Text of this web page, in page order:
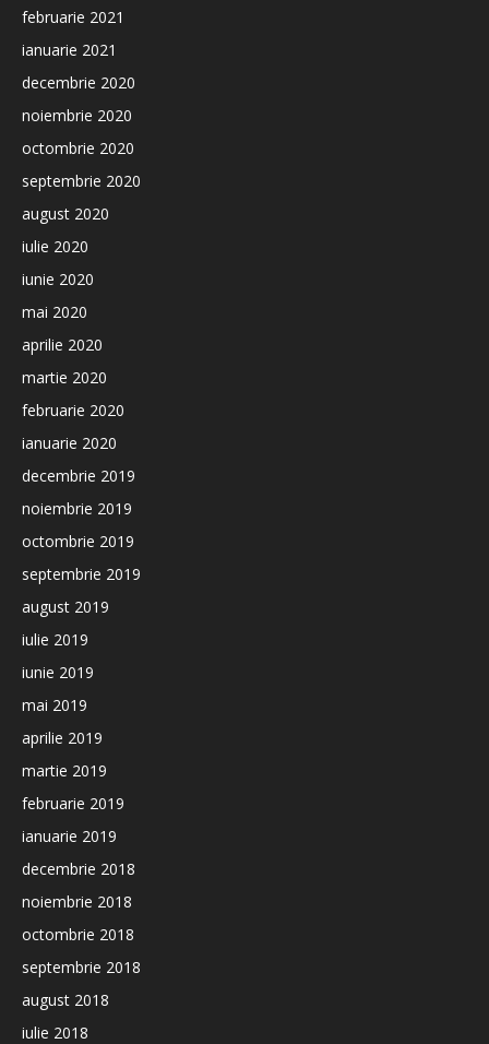
februarie 2021
ianuarie 2021
decembrie 2020
noiembrie 2020
octombrie 2020
septembrie 2020
august 2020
iulie 2020
iunie 2020
mai 2020
aprilie 2020
martie 2020
februarie 2020
ianuarie 2020
decembrie 2019
noiembrie 2019
octombrie 2019
septembrie 2019
august 2019
iulie 2019
iunie 2019
mai 2019
aprilie 2019
martie 2019
februarie 2019
ianuarie 2019
decembrie 2018
noiembrie 2018
octombrie 2018
septembrie 2018
august 2018
iulie 2018